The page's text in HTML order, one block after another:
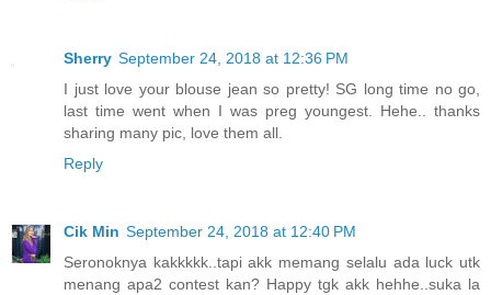
Sherry September 24, 2018 at 12:36 PM
I just love your blouse jean so pretty! SG long time no go,
last time went when I was preg youngest. Hehe.. thanks
sharing many pic, love them all.
Reply
Cik Min September 24, 2018 at 12:40 PM
Seronoknya kakkkkk..tapi akk memang selalu ada luck utk
menang apa2 contest kan? Happy tgk akk hehhe..suka la